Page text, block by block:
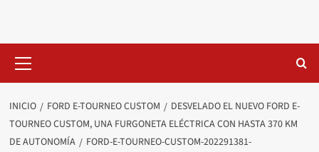
contenido
primario
INICIO FORD E-TOURNEO CUSTOM
DESVELADO EL NUEVO FORD E-
TOURNEO CUSTOM, UNA FURGONETA ELÉCTRICA CON HASTA 370 KM
DE AUTONOMÍA
FORD-E-TOURNEO-CUSTOM-202291381-